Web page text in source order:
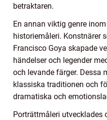
betraktaren.
En annan viktig genre
historiemåleri. Konstnärer
Francisco Goya skapade
händelser och legender
och levande färger. Dessa
klassiska traditionen och
dramatiska och
Porträttmåleri utvecklades